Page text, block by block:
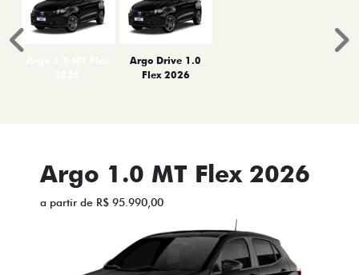
Argo Drive 1.0
Flex 2026
Anterior
Argo 1.0 MT Flex 2026
a partir de R$ 95.990,00